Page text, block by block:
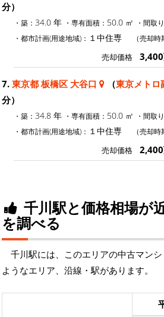
分）
・築： 34.0 年 ・専有面積： 50.0 ㎡ ・間取
・都市計画(用途地域)： １中住専 （売却
売却価格
7. 東京都 板橋区 大谷口 （東京メトロ
分）
・築： 34.8 年 ・専有面積： 50.0 ㎡ ・間取
・都市計画(用途地域)： １中住専 （売却
売却価格
千川駅と価格相場が
を調べる
千川駅には、このエリアの中古マン
ようなエリア、沿線・駅があります。